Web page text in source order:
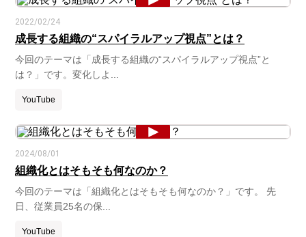
2022/02/24
成長する組織の“スパイラルアップ視点”とは？
今回のテーマは「成長する組織の“スパイラルアップ視点”と
は？」です。変化しよ...
YouTube
2024/08/01
組織化とはそもそも何なのか？
今回のテーマは「組織化とはそもそも何なのか？」です。 先
日、従業員25名の保...
YouTube